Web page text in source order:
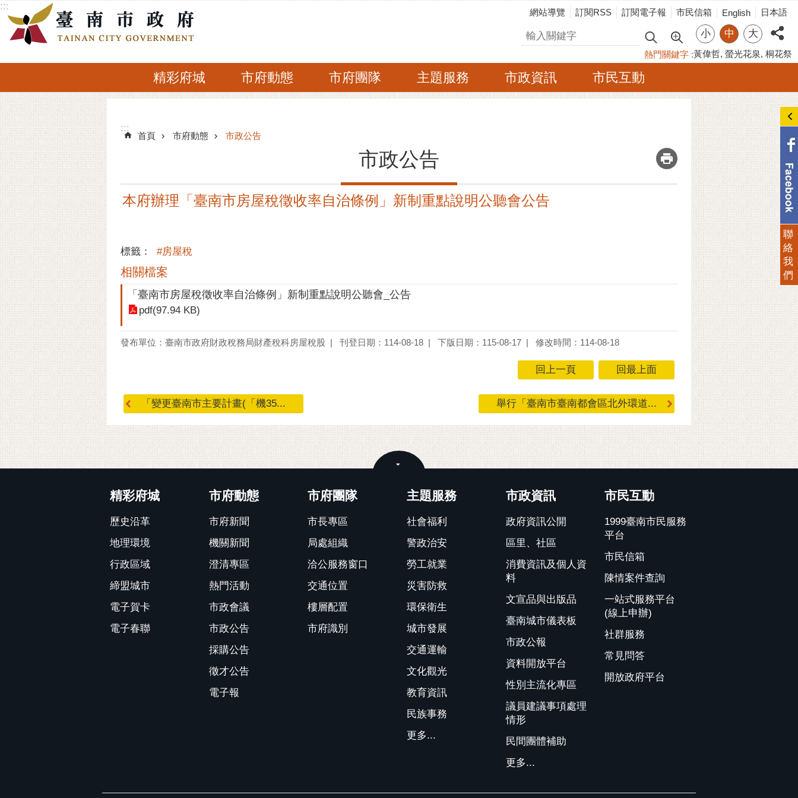
跳到主要內容區塊
:::
網站導覽 訂閱RSS 訂閱電子報 市民信箱 English 日本語
搜尋 小 中 大
熱門關鍵字 黃偉哲 螢光花泉 桐花祭
精彩府城 市府動態 市府團隊 主題服務 市政資訊 市民互動
:::
:::
首頁 市府動態 市政公告
市政公告 _
本府辦理「臺南市房屋稅徵收率自治條例」新制重點說明公聽會公告
標籤： #房屋稅
相關檔案
「臺南市房屋稅徵收率自治條例」新制重點說明公聽會_公告
pdf(97.94 KB)
發布單位：臺南市政府財政稅務局財產稅科房屋稅股 刊登日期：114-08-18 下版日期：115-08-17 修改時間：114-08-18
回上一頁 回最上面
「變更臺南市主要計畫(「機35... 舉行「臺南市臺南都會區北外環道...
精彩府城
歷史沿革
地理環境
行政區域
締盟城市
電子賀卡
電子春聯
市府動態
市府新聞
機關新聞
澄清專區
熱門活動
市政會議
市政公告
採購公告
徵才公告
電子報
市府團隊
市長專區
局處組織
洽公服務窗口
交通位置
樓層配置
市府識別
主題服務
社會福利
警政治安
勞工就業
災害防救
環保衛生
城市發展
交通運輸
文化觀光
教育資訊
民族事務
更多...
市政資訊
政府資訊公開
區里、社區
消費資訊及個人資
料
文宣品與出版品
臺南城市儀表板
市政公報
資料開放平台
性別主流化專區
議員建議事項處理
情形
民間團體補助
更多...
市民互動
1999臺南市民服務
平台
市民信箱
陳情案件查詢
一站式服務平台
(線上申辦)
社群服務
常見問答
開放政府平台
聯
絡
我
們